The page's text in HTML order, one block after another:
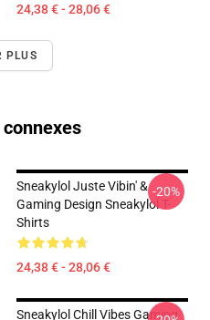
24,38 € - 28,06 €
PLUS
Sneakylol Juste Vibin' &
Gaming Design Sneakylol T-
Shirts
24,38 € - 28,06 €
-20%
Sneakylol Chill Vibes Gaming